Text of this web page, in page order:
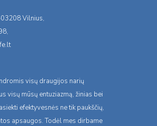
Vilnius,
visų draugijos narių
visų mūsų entuziazmą, žinias bei
efektyvesnės ne tik paukščių,
apsaugos. Todėl mes dirbame